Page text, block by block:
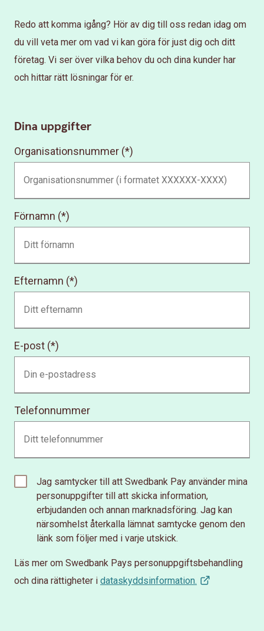
Redo att komma igång? Hör av dig till oss redan idag om
du vill veta mer om vad vi kan göra för just dig och ditt
företag. Vi ser över vilka behov du och dina kunder har
och hittar rätt lösningar för er.
Dina uppgifter
Organisationsnummer
Förnamn
Efternamn
E-post
Telefonnummer
Jag samtycker till att Swedbank Pay använder mina
personuppgifter till att skicka information,
erbjudanden och annan marknadsföring. Jag kan
närsomhelst återkalla lämnat samtycke genom den
länk som följer med i varje utskick.
Läs mer om Swedbank Pays personuppgiftsbehandling
och dina rättigheter i dataskyddsinformation.